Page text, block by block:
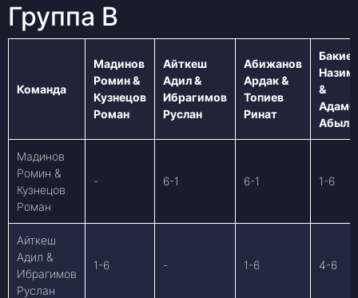
Группа B
Команда
Мадинов
Ромин &
Кузнецов
Роман
Айткеш
Адил &
Ибрагимов
Руслан
Абижанов
Ардак &
Топиев
Ринат
Бакиев
&
Мадинов
Ромин &
Кузнецов
Роман
- 6-1 6-1 1-6
Айткеш
Адил &
Ибрагимов
Руслан
1-6 - 1-6 4-6